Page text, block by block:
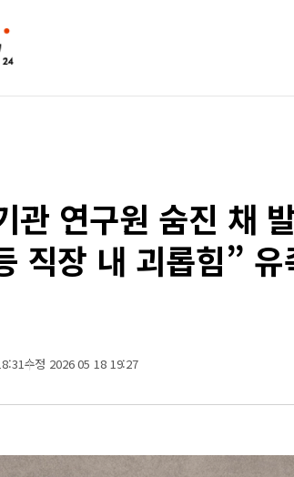
관 연구원 숨진 채
직장 내 괴롭힘” 유
수정 2026 05 18 19:27